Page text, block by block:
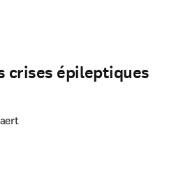
crises épileptiques